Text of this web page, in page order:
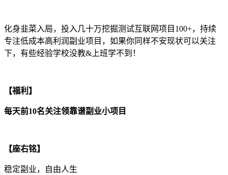
化身韭菜入局，投入几十万挖掘测试互联网项目100+，持续
专注低成本高利润副业项目，如果你同样不安现状可以关注
下，有些经验学校没教&上班学不到！
【福利】
每天前10名关注领靠谱副业小项目
【座右铭】
稳定副业，自由人生